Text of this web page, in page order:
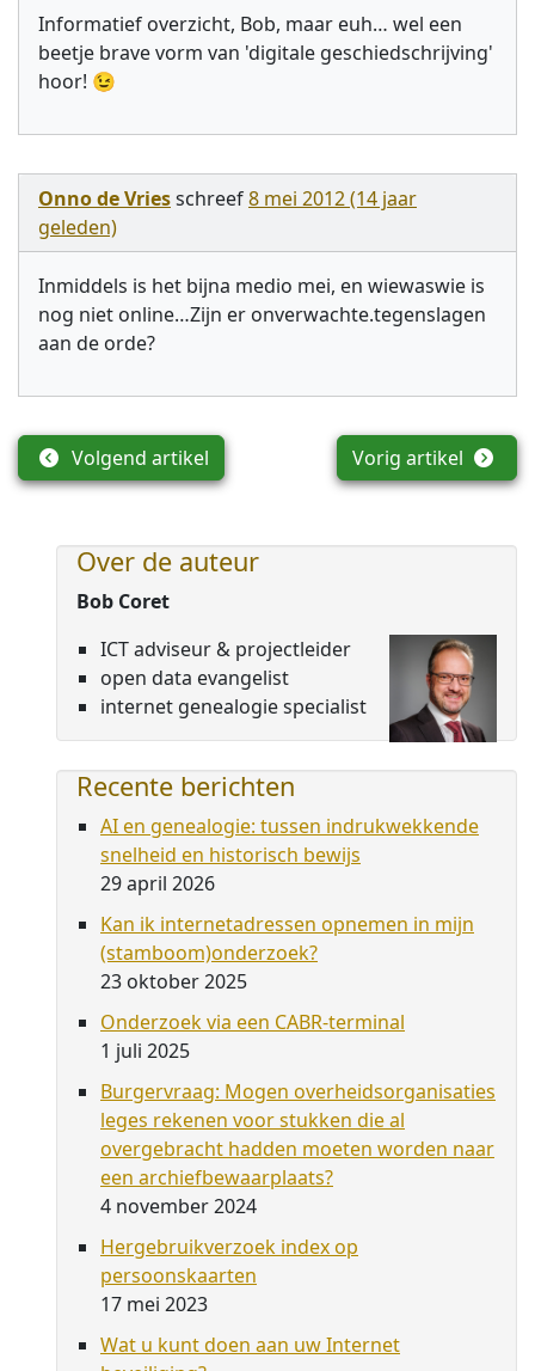
Informatief overzicht, Bob, maar euh… wel een
beetje brave vorm van 'digitale geschiedschrijving'
hoor! 😉
Onno de Vriesschreef8 mei 2012 (14 jaar
geleden)
Inmiddels is het bijna medio mei, en wiewaswie is
nog niet online…Zijn er onverwachte.tegenslagen
aan de orde?
Vorig artikel
Volgend artikel
Over de auteur
Bob Coret
ICT adviseur & projectleider
open data evangelist
internet genealogie specialist
Recente berichten
AI en genealogie: tussen indrukwekkende
snelheid en historisch bewijs
29 april 2026
Kan ik internetadressen opnemen in mijn
(stamboom)onderzoek?
23 oktober 2025
Onderzoek via een CABR-terminal
1 juli 2025
Burgervraag: Mogen overheidsorganisaties
leges rekenen voor stukken die al
overgebracht hadden moeten worden naar
een archiefbewaarplaats?
4 november 2024
Hergebruikverzoek index op
persoonskaarten
17 mei 2023
Wat u kunt doen aan uw Internet